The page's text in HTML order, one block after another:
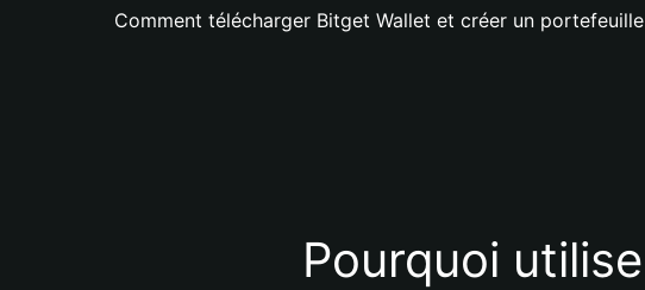
Comment télécharger Bitget Wallet et créer un portefeuille
Pourquoi